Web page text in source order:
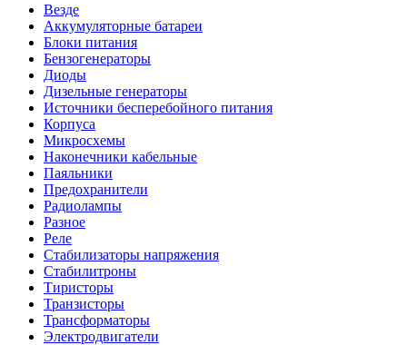
Везде
Аккумуляторные батареи
Блоки питания
Бензогенераторы
Диоды
Дизельные генераторы
Источники бесперебойного питания
Корпуса
Микросхемы
Наконечники кабельные
Паяльники
Предохранители
Радиолампы
Разное
Реле
Стабилизаторы напряжения
Стабилитроны
Тиристоры
Транзисторы
Трансформаторы
Электродвигатели